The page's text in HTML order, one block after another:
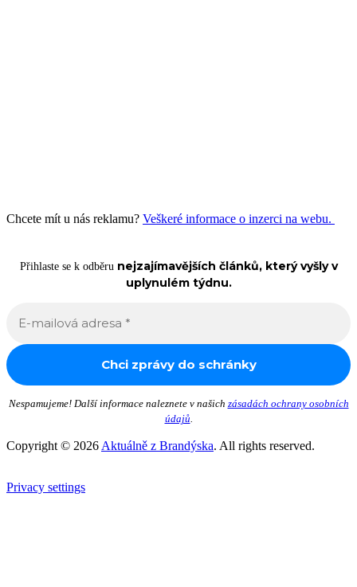
Chcete mít u nás reklamu? Veškeré informace o inzerci na webu.
Přihlaste se k odběru nejzajímavějších článků, který vyšly v
uplynulém týdnu.
Nespamujeme! Další informace naleznete v našich zásadách ochrany osobních
údajů
Copyright © 2026 Aktuálně z Brandýska. All rights reserved.
Privacy settings